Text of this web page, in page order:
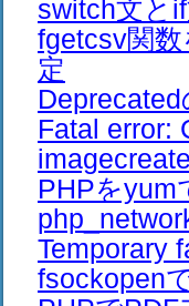
switch文と
fgetcsv関
定
Deprecated
Fatal error:
PHPをyum
Temporary
fsockopen